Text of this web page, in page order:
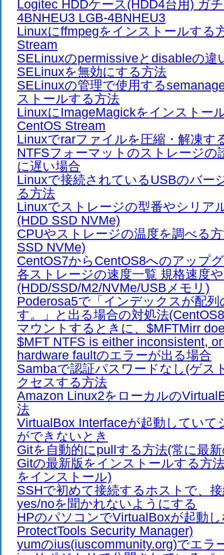
Logitec HDDケース(HDD4台用) ガ
4BNHEU3 LGB-4BNHEU3
Linuxにffmpegをインストールする
Stream
SELinuxのpermissiveとdisableの違
SELinuxを無効にする方法
SELinuxの管理で使用する
ストールする方法
LinuxにImageMagickをインストー
CentOS Stream
Linuxでrarファイルを圧縮・解凍す
NTFSフォーマットのストレージの
に遅い場合
Linuxで接続されているUSBのバー
る方法
Linuxでストレージの型番やシリア
(HDD SSD NVMe)
CPUやストレージの温度を調べる
SSD NVMe)
CentOS7からCentOS8へのアップ
各ストレージの速度一覧 規格速度
(HDD/SSD/M2/NVMe/USBメモリ)
Poderosa5で「インデックスが配列
す。」と出る場合の対処法
マウントするときに、$MFTMirr
$MFT NTFS is either inconsistent,
hardware faultのエラーが出る場合
Sambaで認証パスワードなし(ゲス
クセスする方法
Amazon Linux2をローカルの
法
VirtualBox Interfaceが起動していて
ができないとき
Gitを自動的にpullする方法(常に最
Gitの最新版をインストールする方
をインストール)
SSHで初めて接続するホストで、
yes/noを聞かれないようにする
HPのパソコンでVirtualBoxが起動
ProtectTools Security Manager)
yumのius(iuscommunity.org)でエラ